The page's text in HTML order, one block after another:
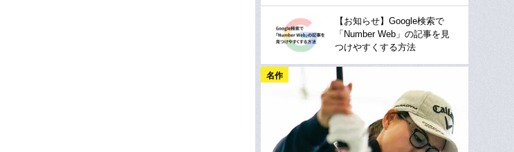
【お知らせ】Google検索で
「Number Web」の記事を見
つけやすくする方法
名作